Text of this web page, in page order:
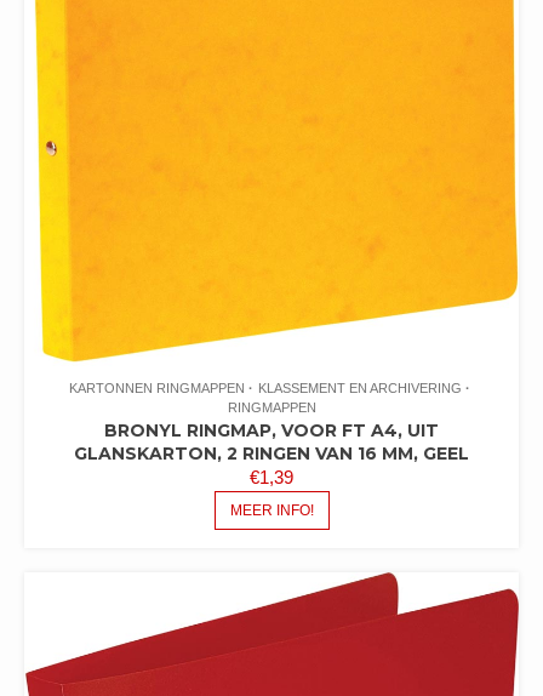
KARTONNEN RINGMAPPEN
KLASSEMENT EN ARCHIVERING
RINGMAPPEN
BRONYL RINGMAP, VOOR FT A4, UIT
GLANSKARTON, 2 RINGEN VAN 16 MM, GEEL
€1,39
MEER INFO!